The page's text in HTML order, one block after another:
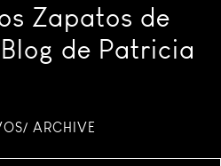
Zapatos de
de Patricia
ARCHIVE